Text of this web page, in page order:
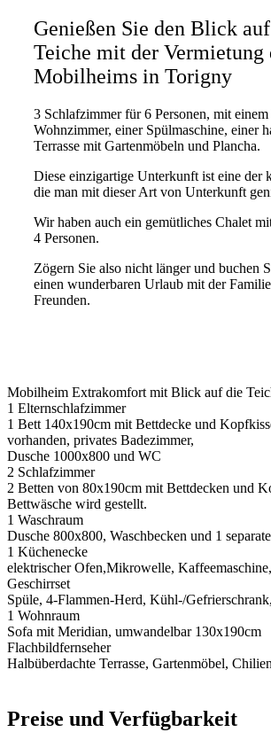
Genießen Sie den Blick
Teiche mit der Vermietung
Mobilheims in Torigny
3 Schlafzimmer für 6 Personen, mit einem
Wohnzimmer, einer Spülmaschine, einer
Terrasse mit Gartenmöbeln und Plancha.
Diese einzigartige Unterkunft ist eine der
die man mit dieser Art von Unterkunft
Wir haben auch ein gemütliches Chalet
4 Personen.
Zögern Sie also nicht länger und buchen
einen wunderbaren Urlaub mit der
Freunden.
Mobilheim Extrakomfort mit Blick auf die
1 Elternschlafzimmer
1 Bett 140x190cm mit Bettdecke und
vorhanden, privates Badezimmer,
Dusche 1000x800 und WC
2 Schlafzimmer
2 Betten von 80x190cm mit Bettdecken und
Bettwäsche wird gestellt.
1 Waschraum
Dusche 800x800, Waschbecken und 1
1 Küchenecke
elektrischer Ofen,Mikrowelle,
Geschirrset
Spüle, 4-Flammen-Herd, Kühl-/
1 Wohnraum
Sofa mit Meridian, umwandelbar 130x190cm
Flachbildfernseher
Halbüberdachte Terrasse, Gartenmöbel,
Preise und Verfügbarkeit